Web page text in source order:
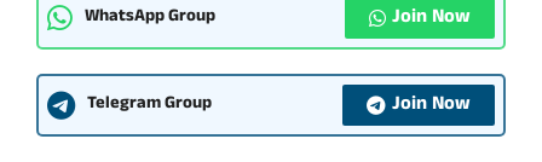
WhatsApp Group Join Now
Telegram Group Join Now